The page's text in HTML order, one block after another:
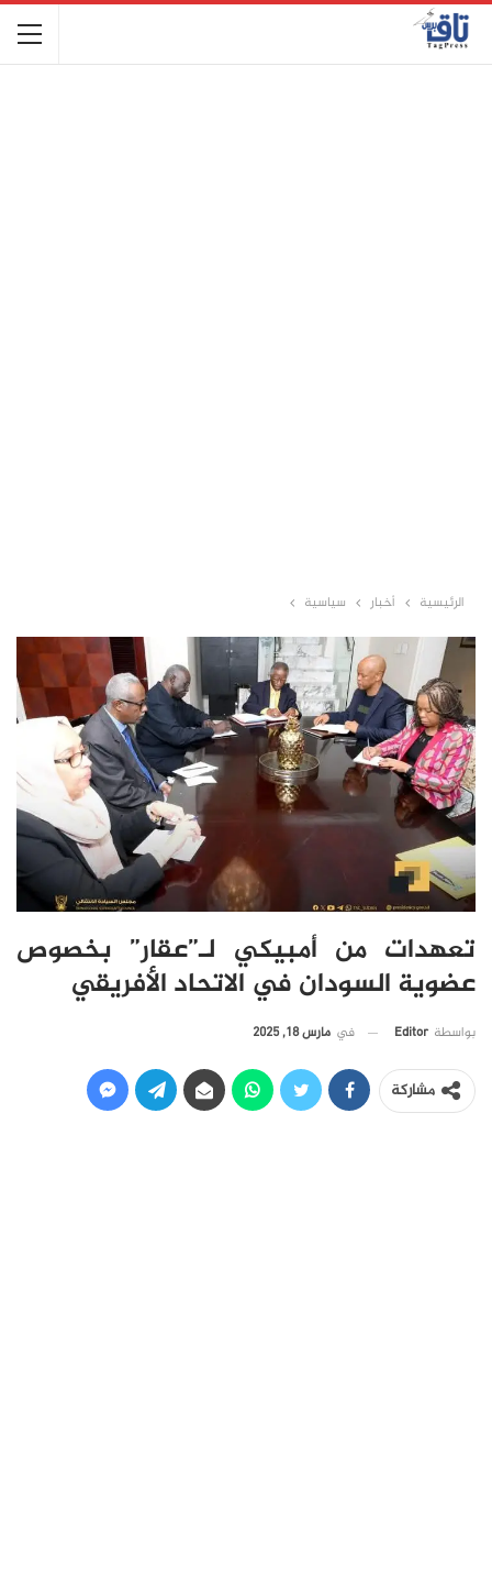
الرئيسية أخبار سياسية
تعهدات من أمبيكي لـ”عقار” بخصوص
عضوية السودان في الاتحاد الأفريقي
بواسطة Editor في مارس 18, 2025
مشاركة